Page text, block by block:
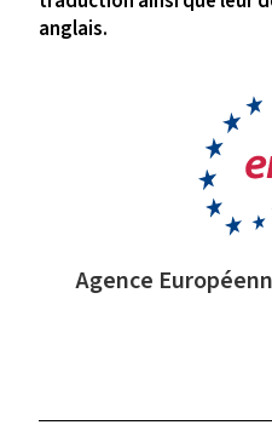
anglais.
Agence